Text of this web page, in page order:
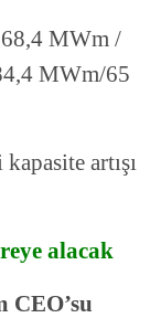
MWm /
MWm/65
artışı
alacak
CEO’su